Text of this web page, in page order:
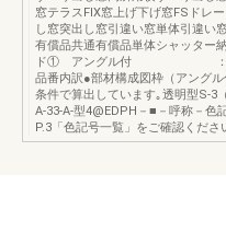
窓テラスFIX窓上げ下げ窓FSドレ
し窓突出し窓引違い窓単体引違い
有償品共通有償品単体シャッター
ド① アングル付 ：セッ
品番内訳●部材構成図枠（アング
条件で算出しています｡透明型S-3
A-33-A-型4@EDPH－■－呼称－色
P.3「色記号一覧」をご確認くださ